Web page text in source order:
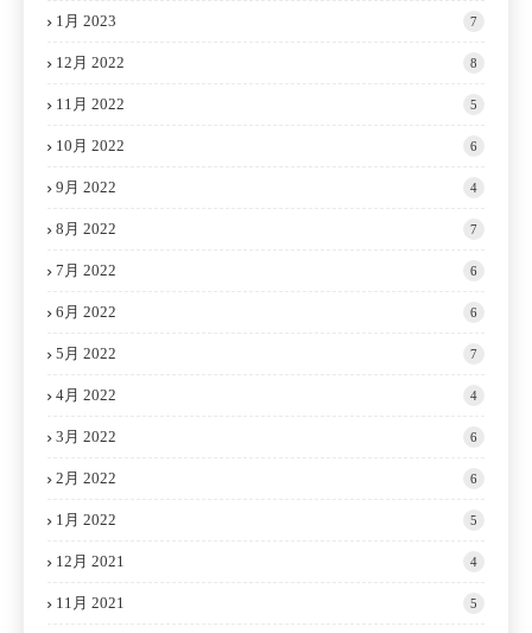
1月 2023 7
12月 2022 8
11月 2022 5
10月 2022 6
9月 2022 4
8月 2022 7
7月 2022 6
6月 2022 6
5月 2022 7
4月 2022 4
3月 2022 6
2月 2022 6
1月 2022 5
12月 2021 4
11月 2021 5